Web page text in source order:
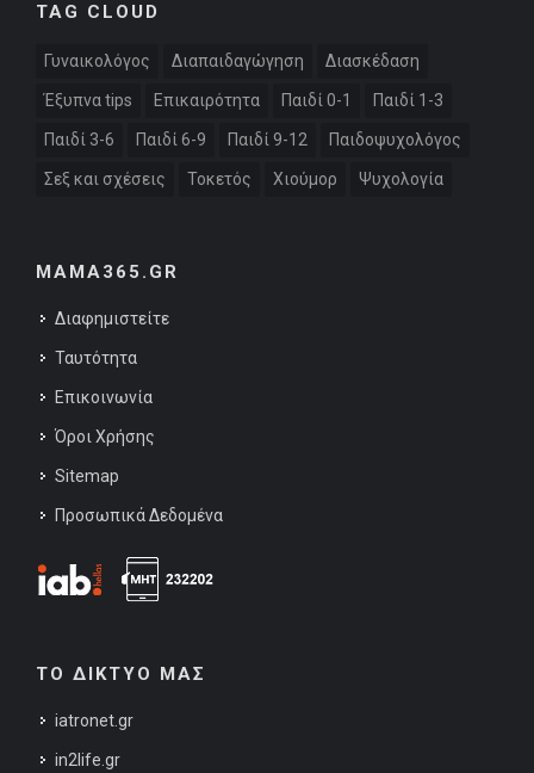
TAG CLOUD
Γυναικολόγος Διαπαιδαγώγηση Διασκέδαση
Έξυπνα tips Επικαιρότητα Παιδί 0-1 Παιδί 1-3
Παιδί 3-6 Παιδί 6-9 Παιδί 9-12 Παιδοψυχολόγος
Σεξ και σχέσεις Τοκετός Χιούμορ Ψυχολογία
MAMA365.GR
Διαφημιστείτε
Ταυτότητα
Επικοινωνία
Όροι Χρήσης
Sitemap
Προσωπικά Δεδομένα
ΤΟ ΔΙΚΤΥΟ ΜΑΣ
iatronet.gr
in2life.gr